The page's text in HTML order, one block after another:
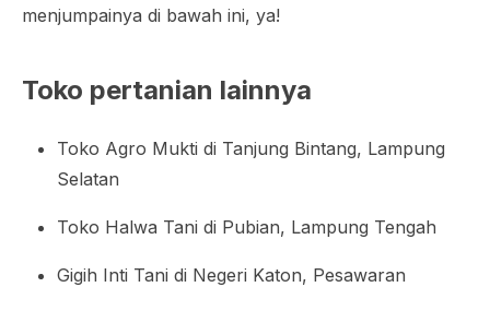
menjumpainya di bawah ini, ya!
Toko pertanian lainnya
Toko Agro Mukti di Tanjung Bintang, Lampung
Selatan
Toko Halwa Tani di Pubian, Lampung Tengah
Gigih Inti Tani di Negeri Katon, Pesawaran